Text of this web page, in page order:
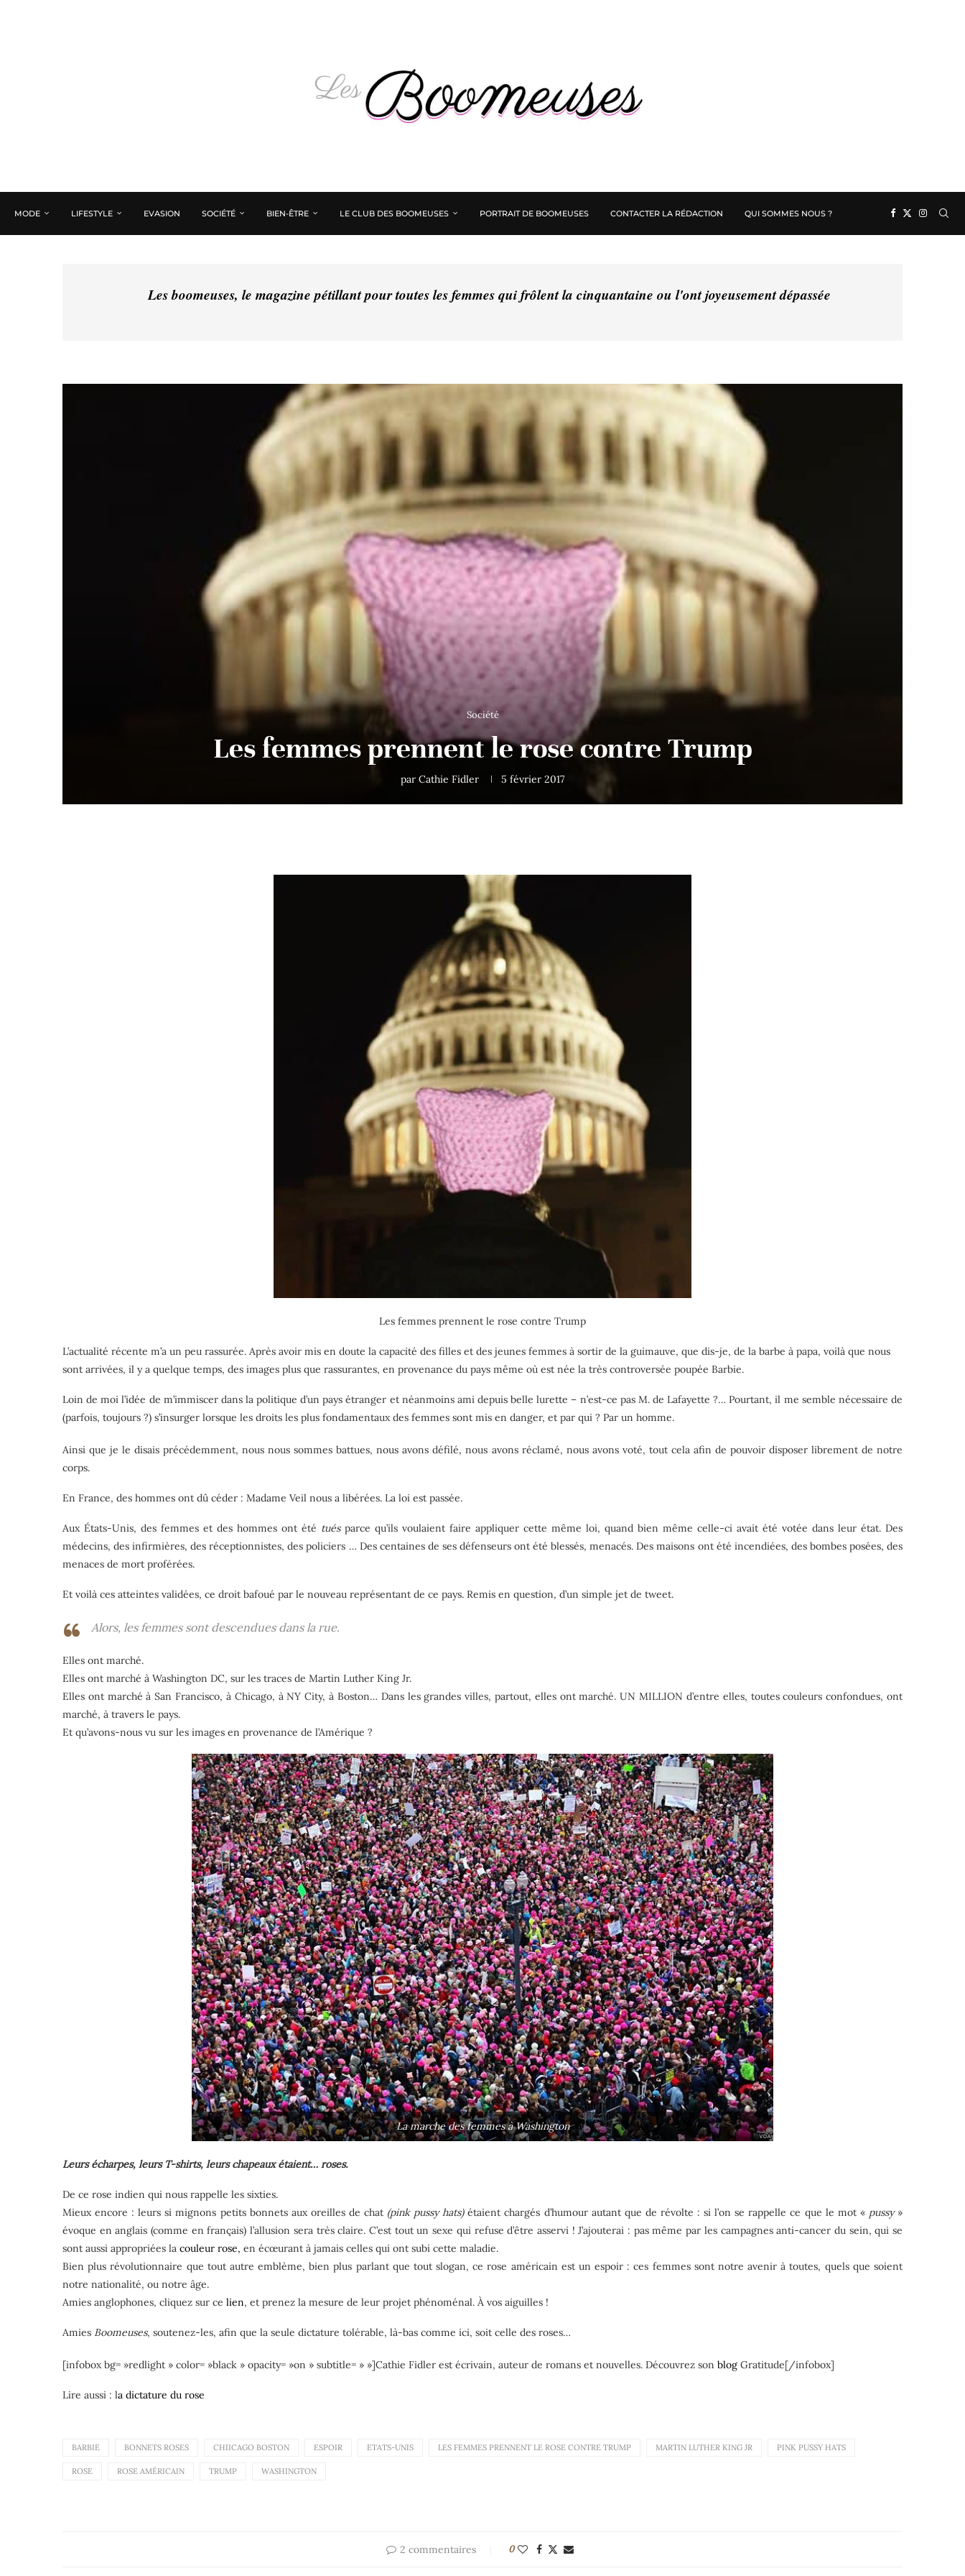
MODE LIFESTYLE EVASION SOCIÉTÉ BIEN-ÊTRE LE CLUB DES BOOMEUSES PORTRAIT DE BOOMEUSES CONTACTER LA RÉDACTION QUI SOMMES NOUS ?
Les boomeuses, le magazine pétillant pour toutes les femmes qui frôlent la cinquantaine ou l'ont joyeusement dépassée
Société
Les femmes prennent le rose contre Trump
par Cathie Fidler 5 février 2017
Les femmes prennent le rose contre Trump
L’actualité récente m’a un peu rassurée. Après avoir mis en doute la capacité des filles et des jeunes femmes à sortir de la guimauve, que dis-je, de la barbe à papa, voilà que nous
sont arrivées, il y a quelque temps, des images plus que rassurantes, en provenance du pays même où est née la très controversée poupée Barbie.
Loin de moi l’idée de m’immiscer dans la politique d’un pays étranger et néanmoins ami depuis belle lurette – n’est-ce pas M. de Lafayette ?… Pourtant, il me semble nécessaire de
(parfois, toujours ?) s’insurger lorsque les droits les plus fondamentaux des femmes sont mis en danger, et par qui ? Par un homme.
Ainsi que je le disais précédemment, nous nous sommes battues, nous avons défilé, nous avons réclamé, nous avons voté, tout cela afin de pouvoir disposer librement de notre
corps.
En France, des hommes ont dû céder : Madame Veil nous a libérées. La loi est passée.
Aux États-Unis, des femmes et des hommes ont été tuésparce qu’ils voulaient faire appliquer cette même loi, quand bien même celle-ci avait été votée dans leur état. Des
médecins, des infirmières, des réceptionnistes, des policiers … Des centaines de ses défenseurs ont été blessés, menacés. Des maisons ont été incendiées, des bombes posées, des
menaces de mort proférées.
Et voilà ces atteintes validées, ce droit bafoué par le nouveau représentant de ce pays. Remis en question, d’un simple jet de tweet.
Alors, les femmes sont descendues dans la rue.
Elles ont marché.
Elles ont marché à Washington DC, sur les traces de Martin Luther King Jr.
Elles ont marché à San Francisco, à Chicago, à NY City, à Boston… Dans les grandes villes, partout, elles ont marché. UN MILLION d’entre elles, toutes couleurs confondues, ont
marché, à travers le pays.
Et qu’avons-nous vu sur les images en provenance de l’Amérique ?
La marche des femmes à Washington
Leurs écharpes, leurs T-shirts, leurs chapeaux étaient… roses.
De ce rose indien qui nous rappelle les sixties.
Mieux encore : leurs si mignons petits bonnets aux oreilles de chat (pink pussy hats)étaient chargés d’humour autant que de révolte : si l’on se rappelle ce que le mot « pussy »
évoque en anglais (comme en français) l’allusion sera très claire. C’est tout un sexe qui refuse d’être asservi ! J’ajouterai : pas même par les campagnes anti-cancer du sein, qui se
sont aussi appropriées la couleur rose, en écœurant à jamais celles qui ont subi cette maladie.
Bien plus révolutionnaire que tout autre emblème, bien plus parlant que tout slogan, ce rose américain est un espoir : ces femmes sont notre avenir à toutes, quels que soient
notre nationalité, ou notre âge.
Amies anglophones, cliquez sur ce lien, et prenez la mesure de leur projet phénoménal. À vos aiguilles !
Amies Boomeuses, soutenez-les, afin que la seule dictature tolérable, là-bas comme ici, soit celle des roses…
[infobox bg= »redlight » color= »black » opacity= »on » subtitle= » »]Cathie Fidler est écrivain, auteur de romans et nouvelles. Découvrez son blog Gratitude[/infobox]
Lire aussi : la dictature du rose
BARBIE BONNETS ROSES CHIICAGO BOSTON ESPOIR ETATS-UNIS LES FEMMES PRENNENT LE ROSE CONTRE TRUMP MARTIN LUTHER KING JR PINK PUSSY HATS
ROSE ROSE AMÉRICAIN TRUMP WASHINGTON
2 commentaires 0